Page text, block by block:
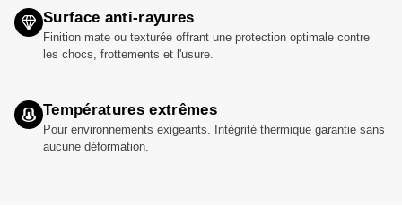
Surface anti-rayures
Finition mate ou texturée offrant une protection optimale contre
les chocs, frottements et l'usure.
Températures extrêmes
Pour environnements exigeants. Intégrité thermique garantie sans
aucune déformation.